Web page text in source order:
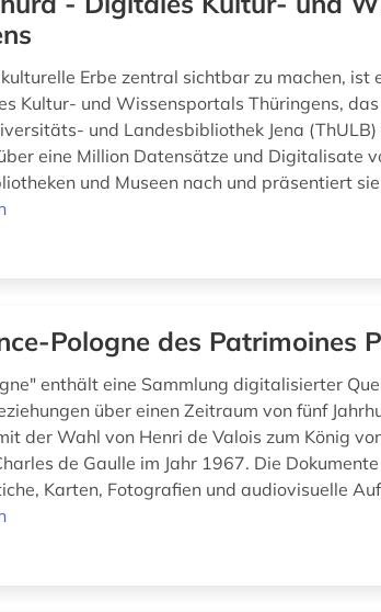
Erbe zentral sichtbar zu machen, ist
Kultur- und Wissensportals Thüringens,
und Landesbibliothek Jena
eine Million Datensätze und Digitalisate
und Museen nach und präsentiert sie
Pologne des Patrimoines
enthält eine Sammlung digitalisierter
über einen Zeitraum von fünf
der Wahl von Henri de Valois zum König
de Gaulle im Jahr 1967. Die
Karten, Fotografien und audiovisuelle